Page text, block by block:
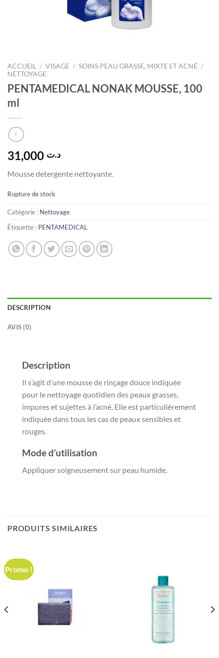
ACCUEIL / VISAGE / SOINS PEAU GRASSE, MIXTE ET ACNÉ /
NETTOYAGE
PENTAMEDICAL NONAK MOUSSE, 100
ml
د.ت
Mousse detergente nettoyante.
Rupture de stock
Catégorie : Nettoyage
Étiquette : PENTAMEDICAL
DESCRIPTION
AVIS (0)
Description
Il s’agit d’une mousse de rinçage douce indiquée
pour le nettoyage quotidien des peaux grasses,
impures et sujettes à l’acné. Elle est particulièrement
indiquée dans tous les cas de peaux sensibles et
rouges.
Mode d’utilisation
Appliquer soigneusement sur peau humide.
PRODUITS SIMILAIRES
Promo !